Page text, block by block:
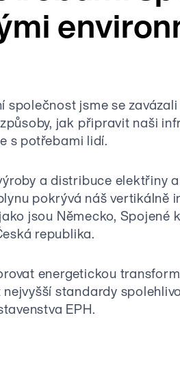
jsme se
jak připravit naši
s potřebami lidí.
a distribuce elektřiny
pokrývá náš vertikálně
jsou Německo, Spojené
republika.
energetickou
standardy
EPH.